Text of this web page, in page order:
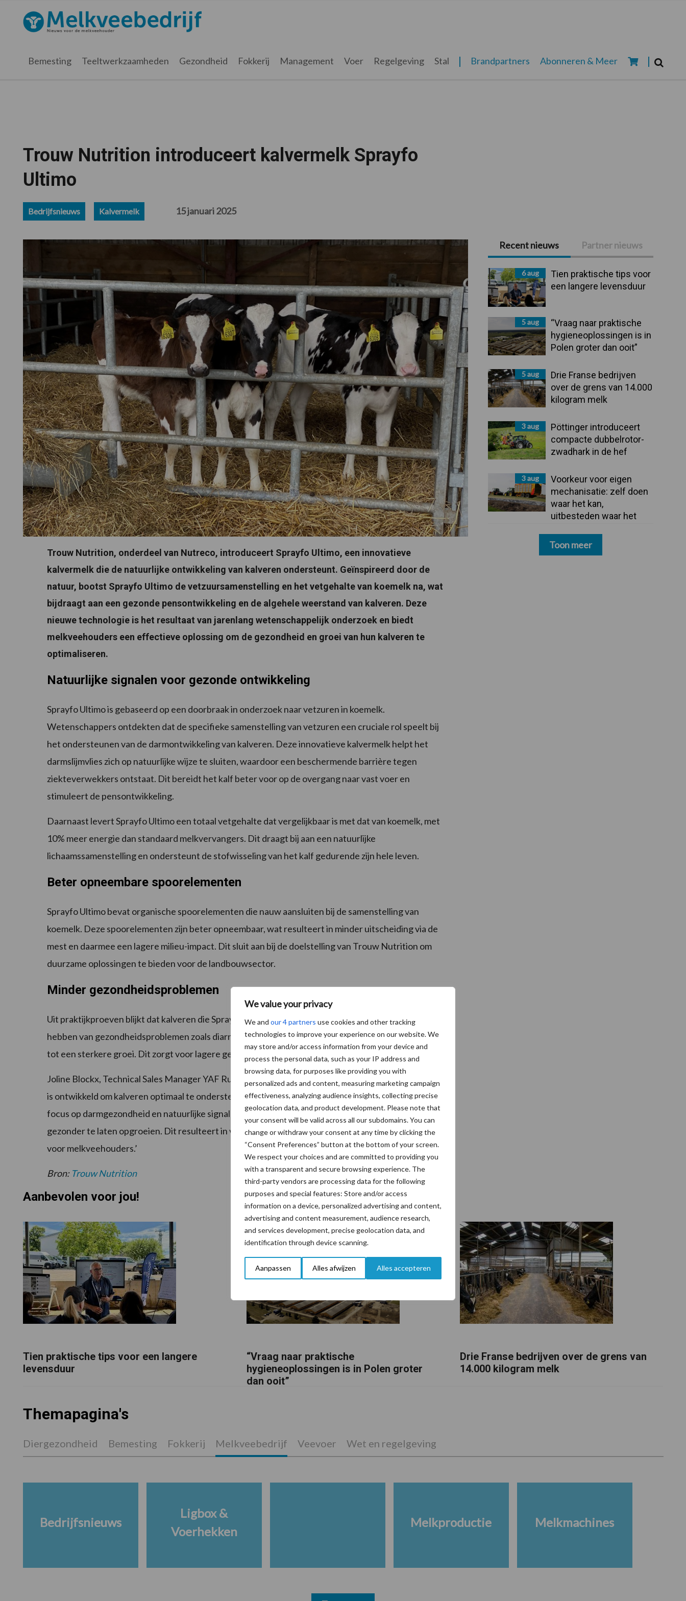
We value your privacy
We and our 4 partners use cookies and other tracking
technologies to improve your experience on our website. We
may store and/or access information from your device and
process the personal data, such as your IP address and
browsing data, for purposes like providing you with
personalized ads and content, measuring marketing campaign
effectiveness, analyzing audience insights, collecting precise
geolocation data, and product development. Please note that
your consent will be valid across all our subdomains. You can
change or withdraw your consent at any time by clicking the
“Consent Preferences” button at the bottom of your screen.
We respect your choices and are committed to providing you
with a transparent and secure browsing experience. The
third-party vendors are processing data for the following
purposes and special features: Store and/or access
information on a device, personalized advertising and content,
advertising and content measurement, audience research,
and services development, precise geolocation data, and
identification through device scanning.
Aanpassen Alles afwijzen Alles accepteren
hoofdnavigatie
hoofd
eerste
voettekst
Melkveebedrijf.nl
Bemesting Teeltwerkzaamheden Gezondheid Fokkerij Management Voer Regelgeving Stal Brandpartners Abonneren & Meer
Trouw Nutrition introduceert kalvermelk Sprayfo
Ultimo
Bedrijfsnieuws Kalvermelk 15 januari 2025
Trouw Nutrition, onderdeel van Nutreco, introduceert Sprayfo Ultimo, een innovatieve
kalvermelk die de natuurlijke ontwikkeling van kalveren ondersteunt. Geïnspireerd door de
natuur, bootst Sprayfo Ultimo de vetzuursamenstelling en het vetgehalte van koemelk na, wat
bijdraagt aan een gezonde pensontwikkeling en de algehele weerstand van kalveren. Deze
nieuwe technologie is het resultaat van jarenlang wetenschappelijk onderzoek en biedt
melkveehouders een effectieve oplossing om de gezondheid en groei van hun kalveren te
optimaliseren.
Natuurlijke signalen voor gezonde ontwikkeling
Sprayfo Ultimo is gebaseerd op een doorbraak in onderzoek naar vetzuren in koemelk.
Wetenschappers ontdekten dat de specifieke samenstelling van vetzuren een cruciale rol speelt bij
het ondersteunen van de darmontwikkeling van kalveren. Deze innovatieve kalvermelk helpt het
darmslijmvlies zich op natuurlijke wijze te sluiten, waardoor een beschermende barrière tegen
ziekteverwekkers ontstaat. Dit bereidt het kalf beter voor op de overgang naar vast voer en
stimuleert de pensontwikkeling.
Daarnaast levert Sprayfo Ultimo een totaal vetgehalte dat vergelijkbaar is met dat van koemelk, met
10% meer energie dan standaard melkvervangers. Dit draagt bij aan een natuurlijke
lichaamssamenstelling en ondersteunt de stofwisseling van het kalf gedurende zijn hele leven.
Beter opneembare spoorelementen
Sprayfo Ultimo bevat organische spoorelementen die nauw aansluiten bij de samenstelling van
koemelk. Deze spoorelementen zijn beter opneembaar, wat resulteert in minder uitscheiding via de
mest en daarmee een lagere milieu-impact. Dit sluit aan bij de doelstelling van Trouw Nutrition om
duurzame oplossingen te bieden voor de landbouwsector.
Minder gezondheidsproblemen
Uit praktijkproeven blijkt dat kalveren die Sprayfo Ultimo krijgen, gezonder zijn en minder last
hebben van gezondheidsproblemen zoals diarree. Daarnaast nemen ze meer startvoer op, wat leidt
tot een sterkere groei. Dit zorgt voor lagere gezondheids- en voergerelateerde kosten.
Joline Blockx, Technical Sales Manager YAF Ruminants bij Trouw Nutrition, licht toe: ‘Sprayfo Ultimo
is ontwikkeld om kalveren optimaal te ondersteunen in de cruciale eerste levensfase. Dankzij de
focus op darmgezondheid en natuurlijke signalen biedt Sprayfo een effectieve manier om kalveren
gezonder te laten opgroeien. Dit resulteert in veerkrachtige veestapels en lagere vervagingskosten
voor melkveehouders.’
Bron: Trouw Nutrition
Primaire
Sidebar
Recent nieuws Partner nieuws
6 aug
Tien praktische tips voor
een langere levensduur
5 aug
“Vraag naar praktische
hygieneoplossingen is in
Polen groter dan ooit”
5 aug
Drie Franse bedrijven
over de grens van 14.000
kilogram melk
3 aug
Pöttinger introduceert
compacte dubbelrotor-
zwadhark in de hef
3 aug
Voorkeur voor eigen
mechanisatie: zelf doen
waar het kan,
uitbesteden waar het
Toon meer
Aanbevolen voor jou!
Tien praktische tips voor een langere
levensduur
“Vraag naar praktische
hygieneoplossingen is in Polen groter
dan ooit”
Drie Franse bedrijven over de grens van
14.000 kilogram melk
Themapagina's
Diergezondheid Bemesting Fokkerij Melkveebedrijf Veevoer Wet en regelgeving
Bedrijfsnieuws
Ligbox &
Voerhekken
Melkproductie Melkmachines